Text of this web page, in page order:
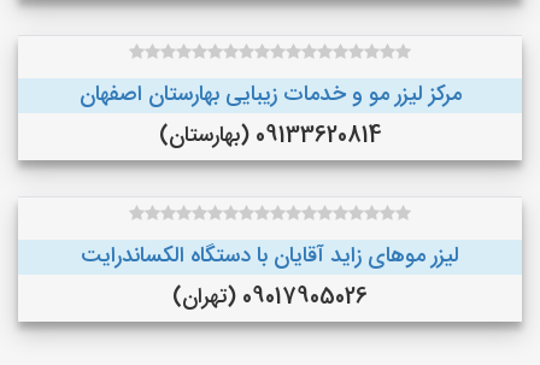
مرکز لیزر مو و خدمات زیبایی بهارستان اصفهان
09133620814 (بهارستان)
لیزر موهای زاید آقایان با دستگاه الکساندرایت
09017905026 (تهران)